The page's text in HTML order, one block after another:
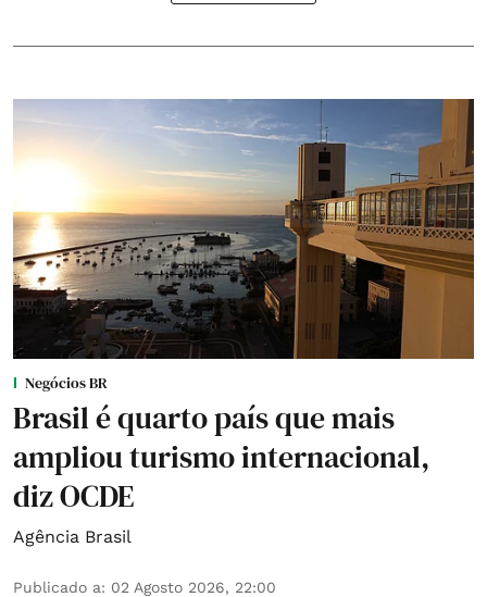
Negócios BR
Brasil é quarto país que mais
ampliou turismo internacional,
diz OCDE
Agência Brasil
Publicado a: 02 Agosto 2026, 22:00